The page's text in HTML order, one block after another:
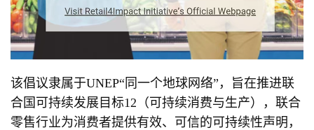
该倡议隶属于UNEP“同一个地球网络”，旨在推进联
合国可持续发展目标12（可持续消费与生产），联合
零售行业为消费者提供有效、可信的可持续性声明，